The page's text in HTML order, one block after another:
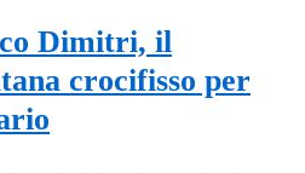
Dimitri, il
crocifisso per